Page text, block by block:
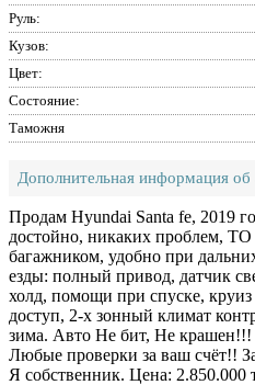
Руль:
Кузов:
Цвет:
Состояние:
Таможня
Дополнительная информация об
Продам Hyundai Santa fe, 2019
достойно, никаких проблем,
багажником, удобно при
езды: полный привод, датчик
холд, помощи при спуске, круиз
доступ, 2-х зонный климат
зима. Авто Не бит, Не крашен!!!
Любые проверки за ваш счёт!!
Я собственник. Цена: 2.850.000